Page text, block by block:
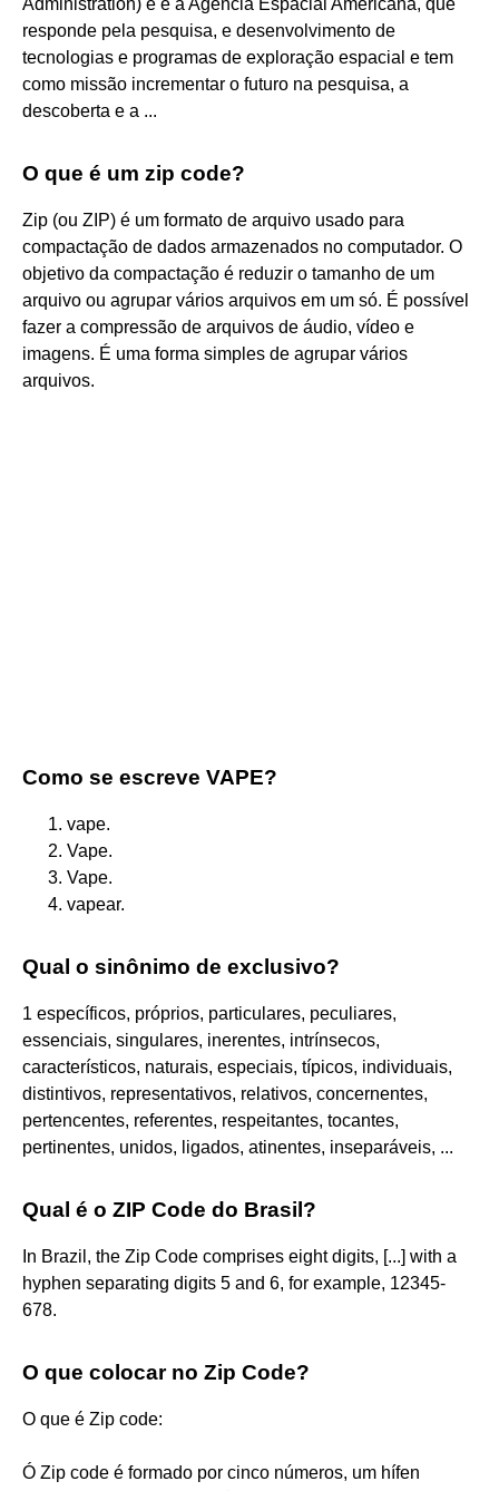
responde pela pesquisa, e desenvolvimento de
tecnologias e programas de exploração espacial e tem
como missão incrementar o futuro na pesquisa, a
descoberta e a ...
O que é um zip code?
Zip (ou ZIP) é um formato de arquivo usado para
compactação de dados armazenados no computador. O
objetivo da compactação é reduzir o tamanho de um
arquivo ou agrupar vários arquivos em um só. É possível
fazer a compressão de arquivos de áudio, vídeo e
imagens. É uma forma simples de agrupar vários
arquivos.
Como se escreve VAPE?
vape.
Vape.
Vape.
vapear.
Qual o sinônimo de exclusivo?
1 específicos, próprios, particulares, peculiares,
essenciais, singulares, inerentes, intrínsecos,
característicos, naturais, especiais, típicos, individuais,
distintivos, representativos, relativos, concernentes,
pertencentes, referentes, respeitantes, tocantes,
pertinentes, unidos, ligados, atinentes, inseparáveis, ...
Qual é o ZIP Code do Brasil?
In Brazil, the Zip Code comprises eight digits, [...] with a
hyphen separating digits 5 and 6, for example, 12345-
678.
O que colocar no Zip Code?
O que é Zip code:
Ó Zip code é formado por cinco números, um hífen